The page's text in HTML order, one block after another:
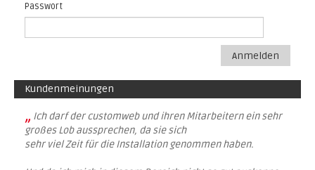
Passwort
Anmelden
Kundenmeinungen
„ Ich darf der customweb und ihren Mitarbeitern ein sehr
großes Lob aussprechen, da sie sich
sehr viel Zeit für die Installation genommen haben.